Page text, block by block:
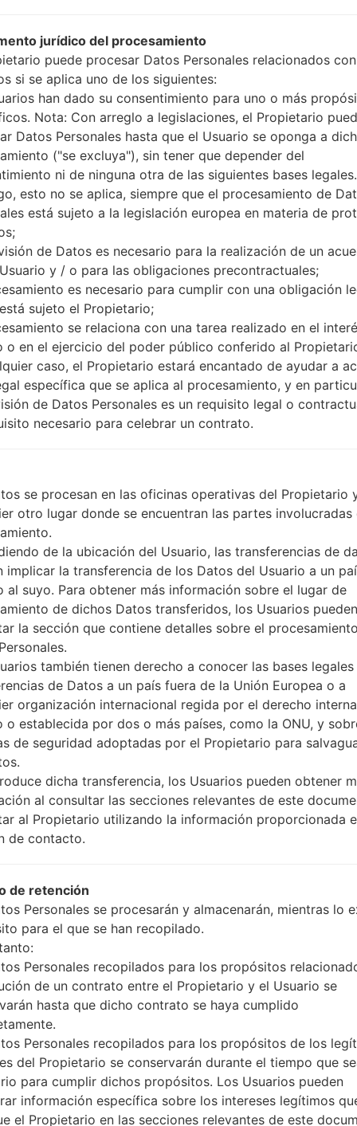
8GB
microSD, hasta 256 GB
Red y Datos
2 Micro SIM
GSM 850/900/1800/1900 MHz
HSDPA 850/900/1900/2100
LTE band 1(2100), 3(1800),
Pantalla
5.7 pulgadas (~73.3%
720 x 1280 píxeles (~258
16M colores
Batería y Teclado
-
Interfaces
3.5mm jack
versión 4.1, A2DP
Sí
A-GPS, GLONASS
No
Wi-Fi 802.11 a/b/g/n, Wi-Fi
LGH635(LGH635)
de archivo OS
de archivo OS
Unknown
Android 6.0.x Marshmallow
Android 6.0.x Marshmallow
Android 6.0.x Marshmallow
Android 6.0.x Marshmallow
Android 6.0.x Marshmallow
Unknown
Android 6.0.x Marshmallow
jurídico del procesamiento
puede procesar Datos Personales relacionados
si se aplica uno de los siguientes:
han dado su consentimiento para uno o más
Nota: Con arreglo a legislaciones, el Propietario
Datos Personales hasta que el Usuario se oponga a
("se excluya"), sin tener que depender del
ni de ninguna otra de las siguientes bases
esto no se aplica, siempre que el procesamiento de
está sujeto a la legislación europea en materia de
de Datos es necesario para la realización de un
y / o para las obligaciones precontractuales;
es necesario para cumplir con una obligación
sujeto el Propietario;
se relaciona con una tarea realizado en el
o en el ejercicio del poder público conferido al
caso, el Propietario estará encantado de ayudar a
específica que se aplica al procesamiento, y en
de Datos Personales es un requisito legal o
necesario para celebrar un contrato.
se procesan en las oficinas operativas del Propietario
otro lugar donde se encuentran las partes involucradas
de la ubicación del Usuario, las transferencias de
implicar la transferencia de los Datos del Usuario a un
al suyo. Para obtener más información sobre el lugar de
de dichos Datos transferidos, los Usuarios pueden
la sección que contiene detalles sobre el
también tienen derecho a conocer las bases
de Datos a un país fuera de la Unión Europea o a
organización internacional regida por el derecho
o establecida por dos o más países, como la ONU, y
de seguridad adoptadas por el Propietario para
dicha transferencia, los Usuarios pueden obtener
al consultar las secciones relevantes de este
al Propietario utilizando la información proporcionada
de contacto.
de retención
Personales se procesarán y almacenarán, mientras lo
para el que se han recopilado.
Personales recopilados para los propósitos
de un contrato entre el Propietario y el Usuario se
hasta que dicho contrato se haya cumplido
Personales recopilados para los propósitos de los
del Propietario se conservarán durante el tiempo que
para cumplir dichos propósitos. Los Usuarios pueden
información específica sobre los intereses legítimos
el Propietario en las secciones relevantes de este